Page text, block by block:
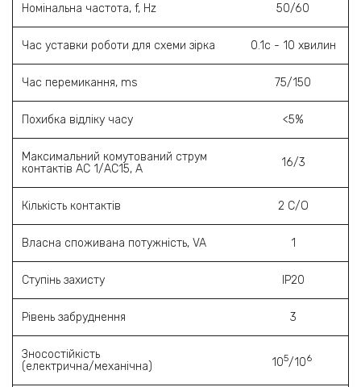
Номінальна частота, f, Hz 50/60
Час уставки роботи для схеми зірка 0.1с - 10 хвилин
Час перемикання, ms 75/150
Похибка відліку часу <5%
Максимальний комутований струм
контактів АС 1/АС15, А
16/3
Кількість контактів 2 С/O
Власна споживана потужність, VA 1
Ступінь захисту ІР20
Рівень забруднення 3
Зносостійкість
(електрична/механічна)
105/106